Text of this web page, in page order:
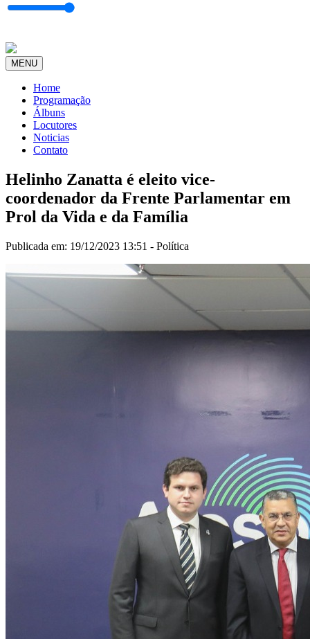
MENU
Home
Programação
Álbuns
Locutores
Noticias
Contato
Helinho Zanatta é eleito vice-
coordenador da Frente Parlamentar em
Prol da Vida e da Família
Publicada em: 19/12/2023 13:51 - Política